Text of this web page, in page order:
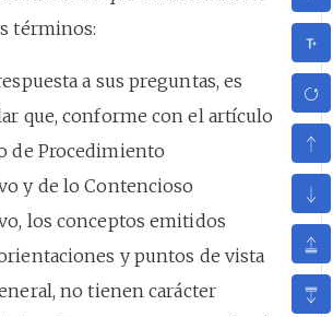
términos:
a sus preguntas, es
que, conforme con el artículo
de Procedimiento
y de lo Contencioso
los conceptos emitidos
y puntos de vista
no tienen carácter